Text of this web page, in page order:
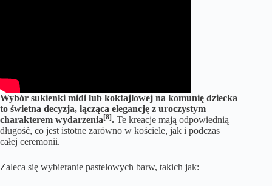
Wybór sukienki midi lub koktajlowej na komunię dziecka
to świetna decyzja, łącząca elegancję z uroczystym
charakterem wydarzenia[8]. Te kreacje mają odpowiednią
długość, co jest istotne zarówno w kościele, jak i podczas
całej ceremonii.
Zaleca się wybieranie pastelowych barw, takich jak: